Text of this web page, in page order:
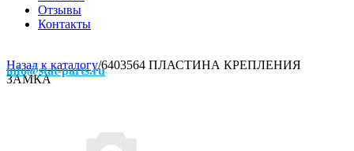
Отзывы
Контакты
info@stat-parts.ru
Назад к каталогу/6403564 ПЛАСТИНА КРЕПЛЕНИЯ
ЗАМКА